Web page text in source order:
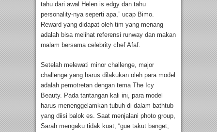
tahu dari awal Helen is edgy dan tahu
personality-nya seperti apa,” ucap Bimo.
Reward yang didapat oleh tim yang menang
adalah bisa melihat referensi runway dan makan
malam bersama celebrity chef Afaf.
Setelah melewati minor challenge, major
challenge yang harus dilakukan oleh para model
adalah pemotretan dengan tema The Icy
Beauty. Pada tantangan kali ini, para model
harus menenggelamkan tubuh di dalam bathtub
yang diisi balok es. Saat menjalani photo group,
Sarah mengaku tidak kuat, “gue takut banget,